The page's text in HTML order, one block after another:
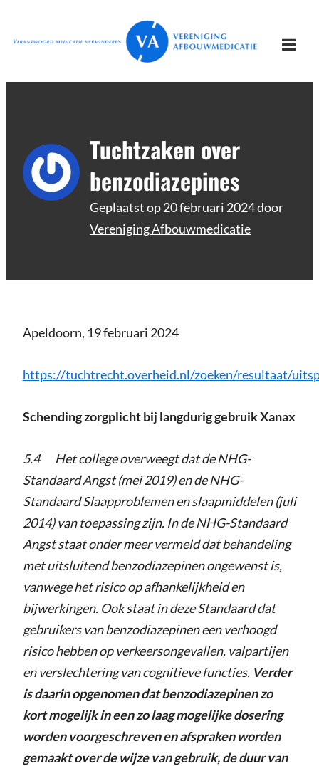
naar
inhoud
Vereniging
Afbouwmedicatie
Verantwoord afbouwen
Tuchtzaken over
benzodiazepines
Geplaatst op20 februari 2024door
Vereniging Afbouwmedicatie
Apeldoorn, 19 februari 2024
https://tuchtrecht.overheid.nl/zoeken/resultaat/
Schending zorgplicht bij langdurig gebruik Xanax
5.4 Het college overweegt dat de NHG-
Standaard Angst (mei 2019) en de NHG-
Standaard Slaapproblemen en slaapmiddelen (juli
2014) van toepassing zijn. In de NHG-Standaard
Angst staat onder meer vermeld dat behandeling
met uitsluitend benzodiazepinen ongewenst is,
vanwege het risico op afhankelijkheid en
bijwerkingen. Ook staat in deze Standaard dat
gebruikers van benzodiazepinen een verhoogd
risico hebben op verkeersongevallen, valpartijen
en verslechtering van cognitieve functies. Verder
is daarin opgenomen dat benzodiazepinen zo
kort mogelijk in een zo laag mogelijke dosering
worden voorgeschreven en afspraken worden
gemaakt over de wijze van gebruik, de duur van